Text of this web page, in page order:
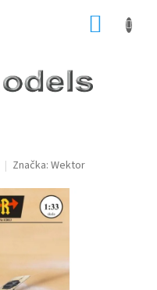
Značka: Wektor